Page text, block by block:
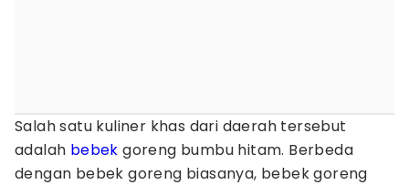
Salah satu kuliner khas dari daerah tersebut
adalah bebek goreng bumbu hitam. Berbeda
dengan bebek goreng biasanya, bebek goreng